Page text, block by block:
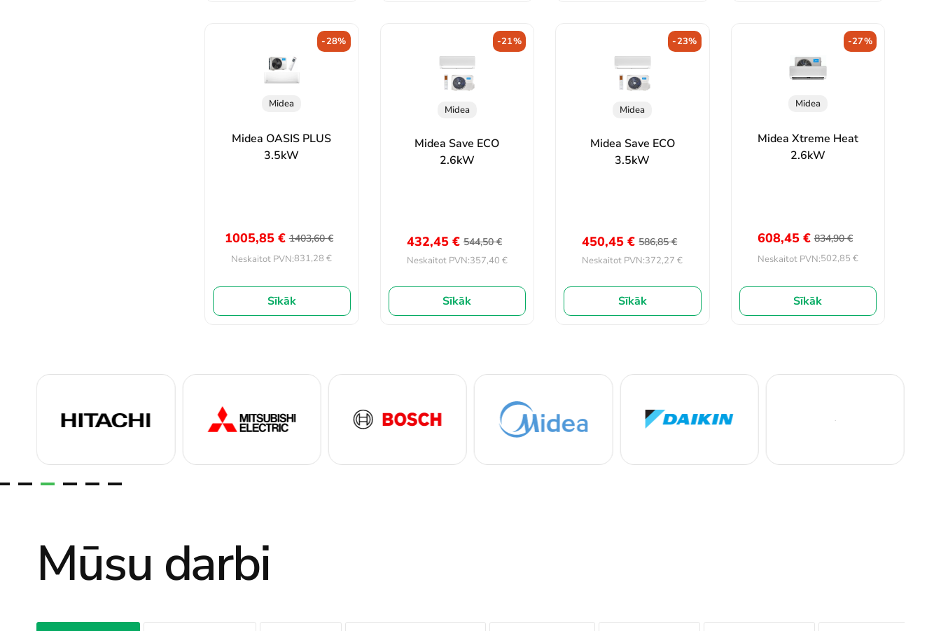
-28%
Midea
Midea OASIS PLUS
3.5kW
1403,60€
1005,85 €
Neskaitot PVN:831,28€
Sīkāk
-21%
Midea
Midea Save ECO
2.6kW
544,50€
432,45 €
Neskaitot PVN:357,40 €
Sīkāk
-23%
Midea
Midea Save ECO
3.5kW
586,85€
450,45€
Neskaitot PVN:372,27€
Sīkāk
-27%
Midea
Midea Xtreme Heat
2.6kW
834,90€
608,45 €
Neskaitot PVN:502,85 €
Sīkāk
Mūsu darbi